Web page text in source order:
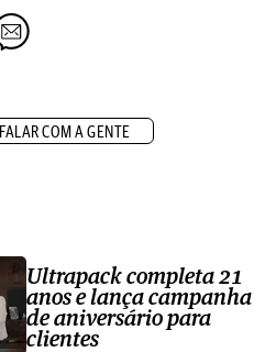
FALAR COM A GENTE
Ultrapack completa 21
anos e lança campanha
de aniversário para
clientes